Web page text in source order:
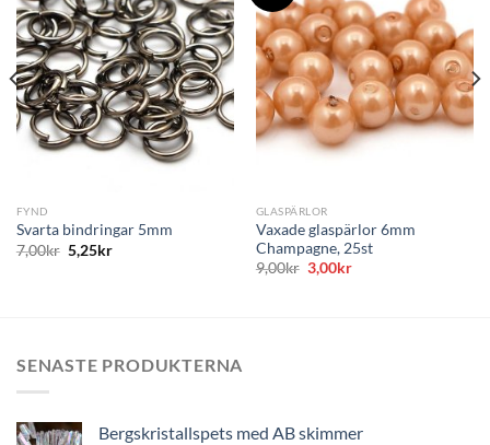
Lägg
till i
önskelistan
FYND
Svarta bindringar 5mm
7,00kr 5,25kr
Lägg
till i
önskelistan
GLASPÄRLOR
Vaxade glaspärlor 6mm
Champagne, 25st
9,00kr Det
ursprungliga
3,00krDet
SENASTE PRODUKTERNA
Bergskristallspets med AB skimmer